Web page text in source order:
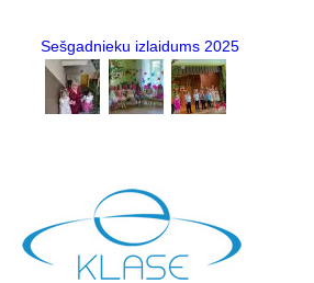
Sešgadnieku izlaidums 2025